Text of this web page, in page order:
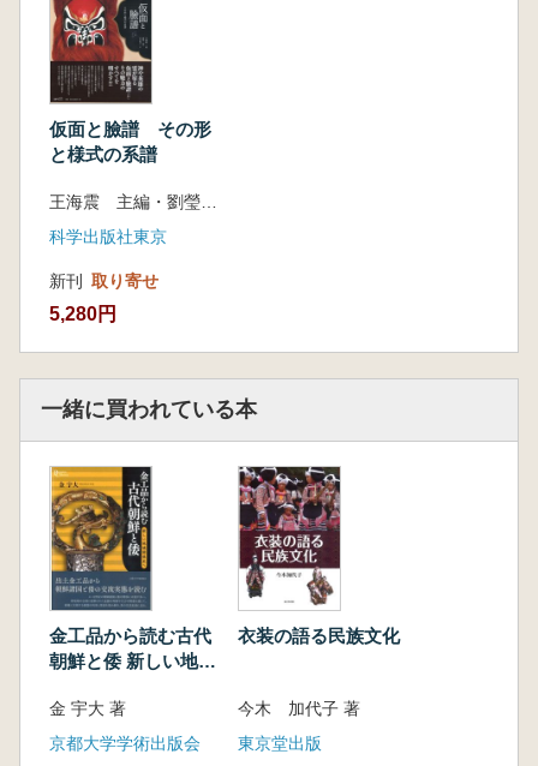
仮面と臉譜 その形
と様式の系譜
王海震 主編・劉瑩 編著・古川智子 訳
科学出版社東京
新刊 取り寄せ
5,280円
一緒に買われている本
金工品から読む古代
朝鮮と倭 新しい地域
金 宇大 著
京都大学学術出版会
衣装の語る民族文化
今木 加代子 著
東京堂出版